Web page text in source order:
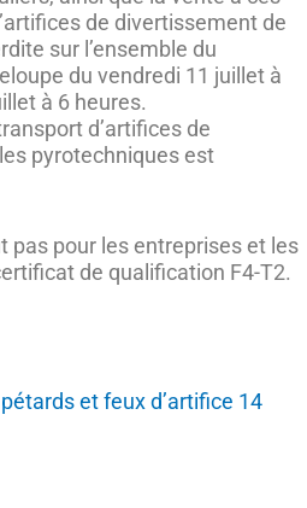
de divertissement de
sur l’ensemble du
du vendredi 11 juillet à
à 6 heures.
d’artifices de
pyrotechniques est
pas pour les entreprises et les
de qualification F4-T2.
et feux d’artifice 14